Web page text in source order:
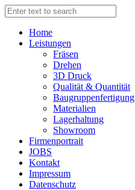
Home
Leistungen
Fräsen
Drehen
3D Druck
Qualität & Quantität
Baugruppenfertigung
Materialien
Lagerhaltung
Showroom
Firmenportrait
JOBS
Kontakt
Impressum
Datenschutz